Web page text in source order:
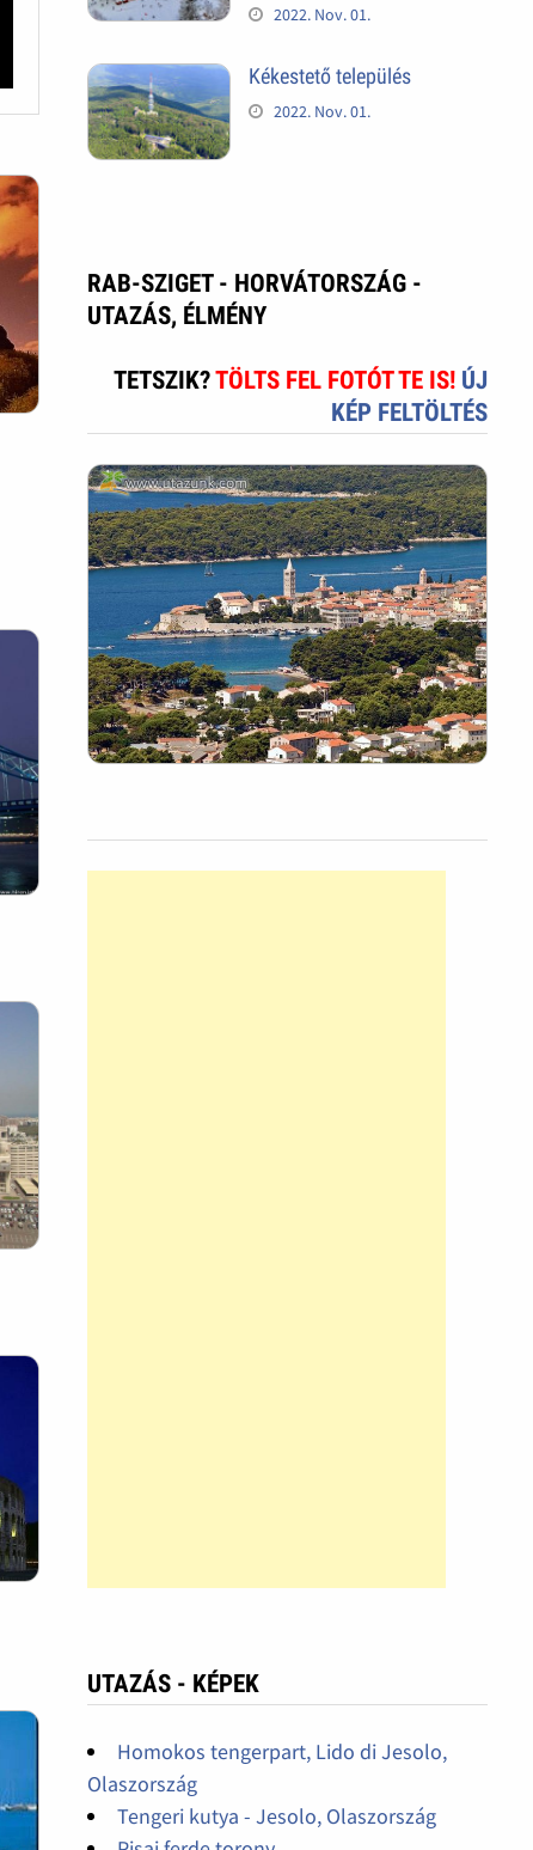
2022. Nov. 01.
Kékestető település
2022. Nov. 01.
RAB-SZIGET - HORVÁTORSZÁG -
UTAZÁS, ÉLMÉNY
TETSZIK?TÖLTS FEL FOTÓT TE IS! ÚJ
KÉP FELTÖLTÉS
UTAZÁS - KÉPEK
Homokos tengerpart, Lido di Jesolo,
Olaszország
Tengeri kutya - Jesolo, Olaszország